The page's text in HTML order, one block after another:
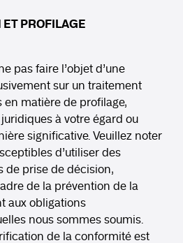
ET PROFILAGE
pas faire l’objet d’une
sur un traitement
en matière de profilage,
à votre égard ou
significative. Veuillez noter
d’utiliser des
de prise de décision,
de la prévention de la
aux obligations
nous sommes soumis.
de la conformité est